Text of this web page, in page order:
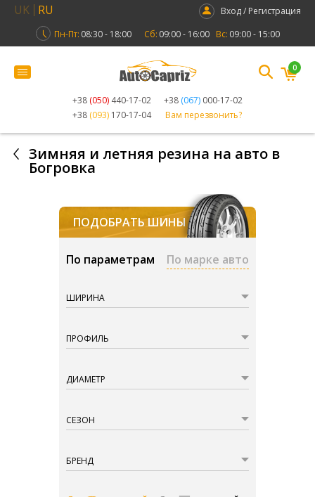
UK RU
Вход / Регистрация
Пн-Пт: 08:30 - 18:00 Сб: 09:00 - 16:00 Вс: 09:00 - 15:00
+38 (050) 440-17-02 +38 (067) 000-17-02
+38 (093) 170-17-04 Вам перезвонить?
0
Зимняя и летняя резина на авто в
Богровка
ПОДОБРАТЬ ШИНЫ
По параметрам По марке авто
ШИРИНА
ПРОФИЛЬ
ДИАМЕТР
СЕЗОН
БРЕНД